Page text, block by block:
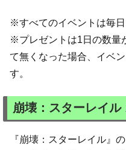
※すべてのイベントは毎日
※プレゼントは1日の数量
て無くなった場合、イベ
す。
崩壊：スターレイ
『崩壊：スターレイル』